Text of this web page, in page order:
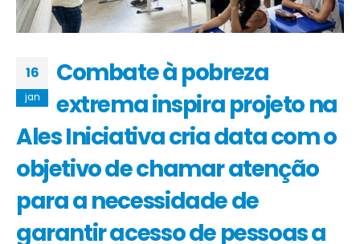
16
jan
Combate à pobreza
extrema inspira projeto na
Ales Iniciativa cria data com o
objetivo de chamar atenção
para a necessidade de
garantir acesso de pessoas a